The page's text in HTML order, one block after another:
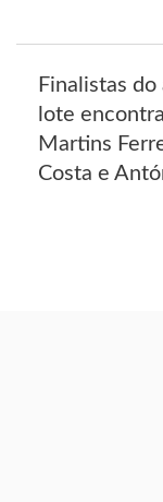
Finalistas
lote
Martins
Costa e